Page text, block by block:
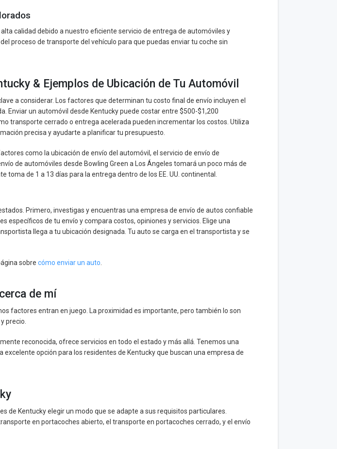
calidad debido a nuestro eficiente servicio de entrega de automóviles y
proceso de transporte del vehículo para que puedas enviar tu coche sin
& Ejemplos de Ubicación de Tu Automóvil
a considerar. Los factores que determinan tu costo final de envío incluyen el
Enviar un automóvil desde Kentucky puede costar entre $500-$1,200
transporte cerrado o entrega acelerada pueden incrementar los costos. Utiliza
precisa y ayudarte a planificar tu presupuesto.
como la ubicación de envío del automóvil, el servicio de envío de
de automóviles desde Bowling Green a Los Ángeles tomará un poco más de
de 1 a 13 días para la entrega dentro de los EE. UU. continental.
Primero, investigas y encuentras una empresa de envío de autos confiable
específicos de tu envío y compara costos, opiniones y servicios. Elige una
llega a tu ubicación designada. Tu auto se carga en el transportista y se
sobre cómo enviar un auto.
de mí
factores entran en juego. La proximidad es importante, pero también lo son
precio.
reconocida, ofrece servicios en todo el estado y más allá. Tenemos una
opción para los residentes de Kentucky que buscan una empresa de
de Kentucky elegir un modo que se adapte a sus requisitos particulares.
en portacoches abierto, el transporte en portacoches cerrado, y el envío